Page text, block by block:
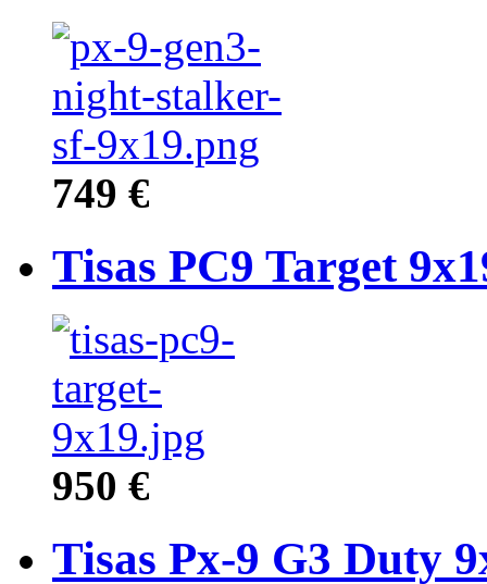
749 €
Tisas PC9 Target
950 €
Tisas Px-9 G3 Duty